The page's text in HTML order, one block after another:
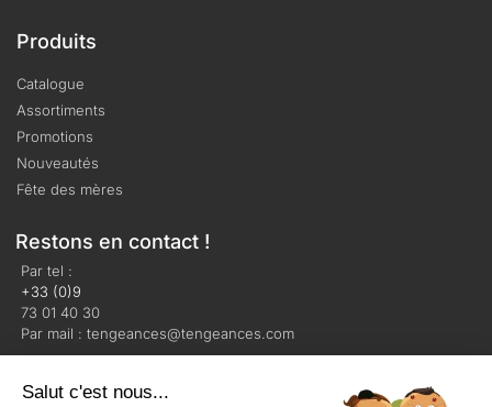
Produits
Catalogue
Assortiments
Promotions
Nouveautés
Fête des mères
Restons en contact !
Par tel :
+33 (0)9
73 01 40 30
Par mail : tengeances@tengeances.com
Salut c'est nous...